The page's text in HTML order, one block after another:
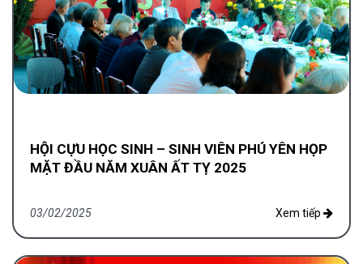
HỘI CỰU HỌC SINH – SINH VIÊN PHÚ YÊN HỌP
MẶT ĐẦU NĂM XUÂN ẤT TỴ 2025
03/02/2025 Xem tiếp